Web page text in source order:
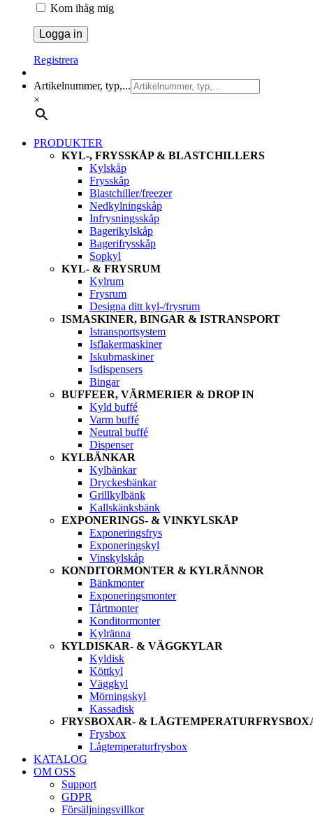
Kom ihåg mig
Registrera
Artikelnummer, typ,...
×
PRODUKTER
KYL-, FRYSSKÅP & BLASTCHILLERS
Kylskåp
Frysskåp
Blastchiller/freezer
Nedkylningskåp
Infrysningsskåp
Bagerikylskåp
Bagerifrysskåp
Sopkyl
KYL- & FRYSRUM
Kylrum
Frysrum
Designa ditt kyl-/frysrum
ISMASKINER, BINGAR & ISTRANSPORT
Istransportsystem
Isflakermaskiner
Iskubmaskiner
Isdispensers
Bingar
BUFFEER, VÄRMERIER & DROP IN
Kyld buffé
Varm buffé
Neutral buffé
Dispenser
KYLBÄNKAR
Kylbänkar
Dryckesbänkar
Grillkylbänk
Kallskänksbänk
EXPONERINGS- & VINKYLSKÅP
Exponeringsfrys
Exponeringskyl
Vinskylskåp
KONDITORMONTER & KYLRÄNNOR
Bänkmonter
Exponeringsmonter
Tårtmonter
Konditormonter
Kylränna
KYLDISKAR- & VÄGGKYLAR
Kyldisk
Köttkyl
Väggkyl
Mörningskyl
Kassadisk
FRYSBOXAR- &
Frysbox
Lågtemperaturfrysbox
KATALOG
OM OSS
Support
GDPR
Försäljningsvillkor